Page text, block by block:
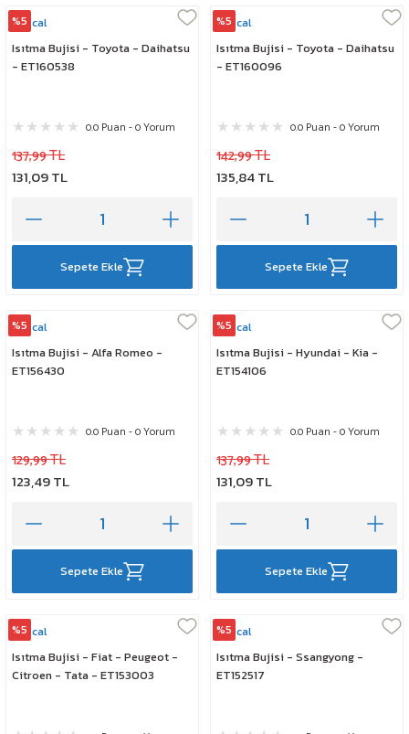
%5
Rescal
Isıtma Bujisi - Toyota - Daihatsu
- ET160538
0.0 Puan - 0 Yorum
137,99 TL
131,09 TL
Sepete Ekle
%5
Rescal
Isıtma Bujisi - Toyota - Daihatsu
- ET160096
0.0 Puan - 0 Yorum
142,99 TL
135,84 TL
Sepete Ekle
%5
Rescal
Isıtma Bujisi - Alfa Romeo -
ET156430
0.0 Puan - 0 Yorum
129,99 TL
123,49 TL
Sepete Ekle
%5
Rescal
Isıtma Bujisi - Hyundai - Kia -
ET154106
0.0 Puan - 0 Yorum
137,99 TL
131,09 TL
Sepete Ekle
%5
Rescal
Isıtma Bujisi - Fiat - Peugeot -
Citroen - Tata - ET153003
%5
Rescal
Isıtma Bujisi - Ssangyong -
ET152517